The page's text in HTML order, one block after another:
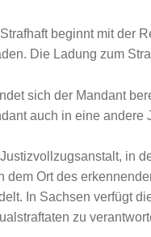
beginnt mit der
Die Ladung zum
sich der Mandant
auch in eine andere
in
dem Ort des
In Sachsen verfügt
zu